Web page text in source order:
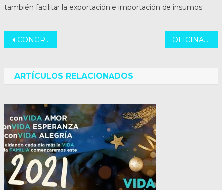
también facilitar la exportación e importación de insumos
Navegación
entradas
CONGRESO PROVINCIAL DE EDUCACION OFICINA DE ANSES PARA EL TREBOL
ARTÍCULOS RELACIONADOS